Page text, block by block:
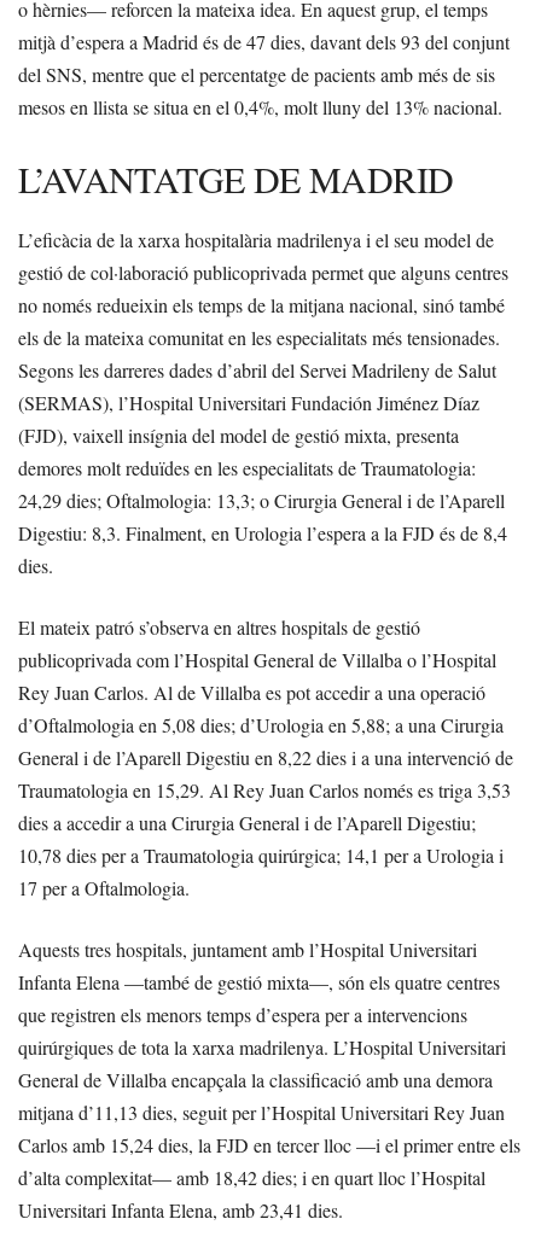
o hèrnies— reforcen la mateixa idea. En aquest grup, el temps
mitjà d’espera a Madrid és de 47 dies, davant dels 93 del conjunt
del SNS, mentre que el percentatge de pacients amb més de sis
mesos en llista se situa en el 0,4%, molt lluny del 13% nacional.
L’AVANTATGE DE MADRID
L’eficàcia de la xarxa hospitalària madrilenya i el seu model de
gestió de col·laboració publicoprivada permet que alguns centres
no només redueixin els temps de la mitjana nacional, sinó també
els de la mateixa comunitat en les especialitats més tensionades.
Segons les darreres dades d’abril del Servei Madrileny de Salut
(SERMAS), l’Hospital Universitari Fundación Jiménez Díaz
(FJD), vaixell insígnia del model de gestió mixta, presenta
demores molt reduïdes en les especialitats de Traumatologia:
24,29 dies; Oftalmologia: 13,3; o Cirurgia General i de l’Aparell
Digestiu: 8,3. Finalment, en Urologia l’espera a la FJD és de 8,4
dies.
El mateix patró s’observa en altres hospitals de gestió
publicoprivada com l’Hospital General de Villalba o l’Hospital
Rey Juan Carlos. Al de Villalba es pot accedir a una operació
d’Oftalmologia en 5,08 dies; d’Urologia en 5,88; a una Cirurgia
General i de l’Aparell Digestiu en 8,22 dies i a una intervenció de
Traumatologia en 15,29. Al Rey Juan Carlos només es triga 3,53
dies a accedir a una Cirurgia General i de l’Aparell Digestiu;
10,78 dies per a Traumatologia quirúrgica; 14,1 per a Urologia i
17 per a Oftalmologia.
Aquests tres hospitals, juntament amb l’Hospital Universitari
Infanta Elena —també de gestió mixta—, són els quatre centres
que registren els menors temps d’espera per a intervencions
quirúrgiques de tota la xarxa madrilenya. L’Hospital Universitari
General de Villalba encapçala la classificació amb una demora
mitjana d’11,13 dies, seguit per l’Hospital Universitari Rey Juan
Carlos amb 15,24 dies, la FJD en tercer lloc —i el primer entre els
d’alta complexitat— amb 18,42 dies; i en quart lloc l’Hospital
Universitari Infanta Elena, amb 23,41 dies.